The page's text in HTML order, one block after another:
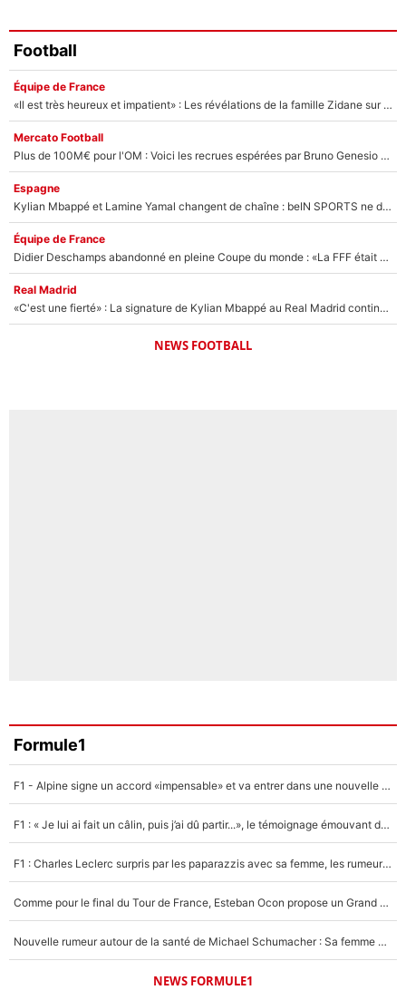
Football
Équipe de France
«Il est très heureux et impatient» : Les révélations de la famille Zidane sur sa prise de pouvoir en équipe de France !
Mercato Football
Plus de 100M€ pour l'OM : Voici les recrues espérées par Bruno Genesio et Grégory Lorenzi après l’opération dégraissage
Espagne
Kylian Mbappé et Lamine Yamal changent de chaîne : beIN SPORTS ne digère pas cette décision historique et prédit un fiasco pour la Liga
Équipe de France
Didier Deschamps abandonné en pleine Coupe du monde : «La FFF était déjà passée à Zinedine Zidane»
Real Madrid
«C'est une fierté» : La signature de Kylian Mbappé au Real Madrid continue de régaler l'Espagne
NEWS FOOTBALL
Formule1
F1 - Alpine signe un accord «impensable» et va entrer dans une nouvelle dimension : Grande nouvelle pour Pierre Gasly !
F1 : « Je lui ai fait un câlin, puis j’ai dû partir...», le témoignage émouvant de Max Verstappen sur sa fille
F1 : Charles Leclerc surpris par les paparazzis avec sa femme, les rumeurs étaient vraies !
Comme pour le final du Tour de France, Esteban Ocon propose un Grand Prix de Formule 1 à Paris : «Autour de l’Arc de Triomphe, ce serait génial» !
Nouvelle rumeur autour de la santé de Michael Schumacher : Sa femme Corinna sort du silence
NEWS FORMULE1